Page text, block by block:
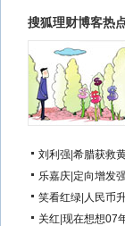
搜狐理财博客热
刘利强 希腊获救
乐嘉庆 定向增发
笑看红绿 人民币
关红 现在想想07